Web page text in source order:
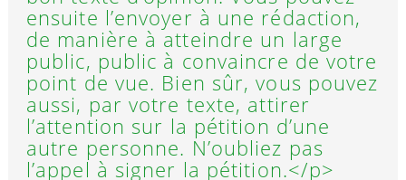
ensuite l’envoyer à une rédaction,
de manière à atteindre un large
public, public à convaincre de votre
point de vue. Bien sûr, vous pouvez
aussi, par votre texte, attirer
l’attention sur la pétition d’une
autre personne. N’oubliez pas
l’appel à signer la pétition.</p>